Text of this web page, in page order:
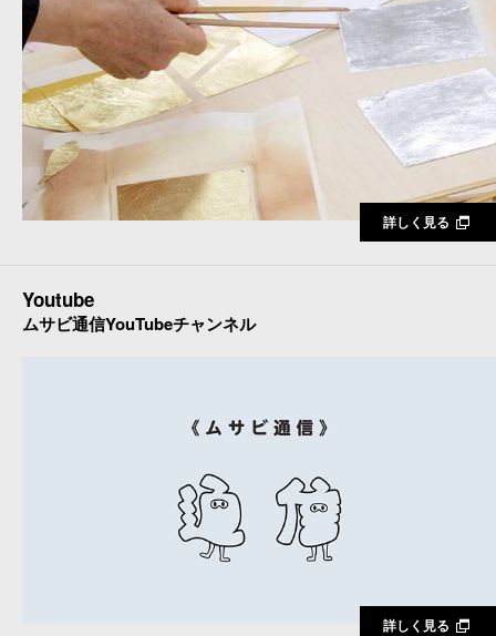
詳しく見る
Youtube
ムサビ通信YouTubeチャンネル
詳しく見る